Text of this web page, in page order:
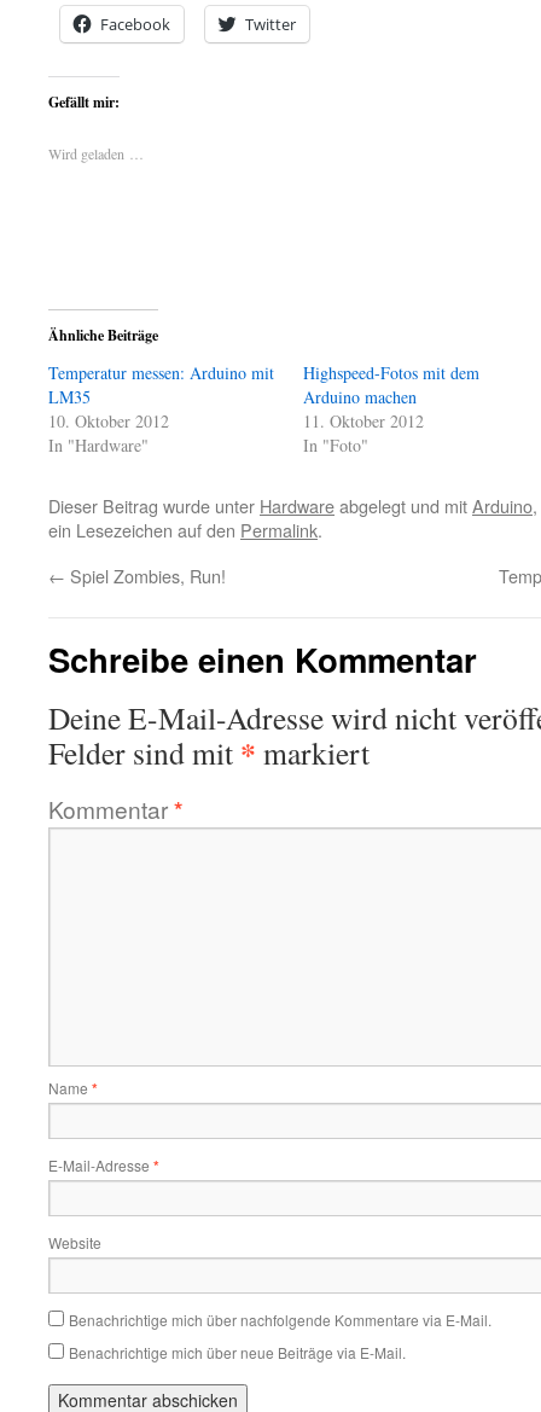
Facebook Twitter
Gefällt mir:
Wird geladen …
Ähnliche Beiträge
Temperatur messen: Arduino mit
LM35
10. Oktober 2012
In "Hardware"
Highspeed-Fotos mit dem
Arduino machen
11. Oktober 2012
In "Foto"
Dieser Beitrag wurde unter Hardwareabgelegt und mitArduino,
ein Lesezeichen auf den Permalink.
← Spiel Zombies, Run!
Schreibe einen Kommentar
Deine E-Mail-Adresse wird nicht
Felder sind mit * markiert
Kommentar*
Name *
E-Mail-Adresse *
Website
Benachrichtige mich über nachfolgende Kommentare via E-Mail.
Benachrichtige mich über neue Beiträge via E-Mail.